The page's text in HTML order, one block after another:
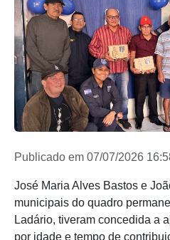
Publicado em 07/07/2026
José Maria Alves Bastos e
municipais do quadro
Ladário, tiveram concedida a
por idade e tempo de